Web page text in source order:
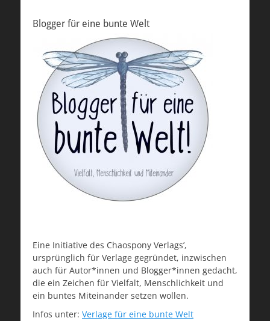
Blogger für eine bunte Welt
Eine Initiative des Chaospony Verlags’,
ursprünglich für Verlage gegründet, inzwischen
auch für Autor*innen und Blogger*innen gedacht,
die ein Zeichen für Vielfalt, Menschlichkeit und
ein buntes Miteinander setzen wollen.
Infos unter: Verlage für eine bunte Welt